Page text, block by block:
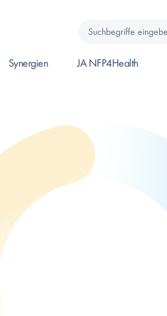
Suchbegriffe
Synergien
JA NFP4Health